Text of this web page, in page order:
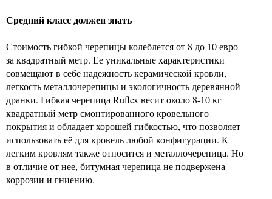
Средний класс должен знать
Стоимость гибкой черепицы колеблется от 8 до 10 евро
за квадратный метр. Ее уникальные характеристики
совмещают в себе надежность керамической кровли,
легкость металлочерепицы и экологичность деревянной
дранки. Гибкая черепица Ruflex весит около 8-10 кг
квадратный метр смонтированного кровельного
покрытия и обладает хорошей гибкостью, что позволяет
использовать её для кровель любой конфигурации. К
легким кровлям также относится и металлочерепица. Но
в отличие от нее, битумная черепица не подвержена
коррозии и гниению.